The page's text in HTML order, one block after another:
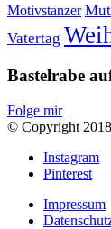
Motivstanzer
Vatertag
Bastelrabe
Folge mir
© Copyright
Instagram
Pinterest
Impressum